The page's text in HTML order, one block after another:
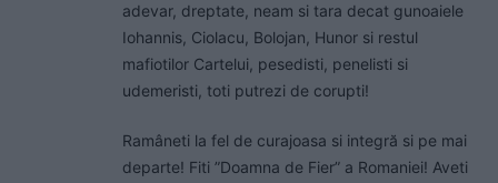
adevar, dreptate, neam si tara decat gunoaiele
Iohannis, Ciolacu, Bolojan, Hunor si restul
mafiotilor Cartelui, pesedisti, penelisti si
udemeristi, toti putrezi de corupti!
Ramâneti la fel de curajoasa si integră si pe mai
departe! Fiti ”Doamna de Fier” a Romaniei! Aveti